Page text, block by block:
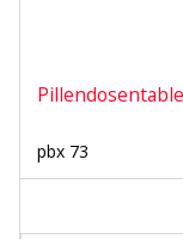
pbx 73